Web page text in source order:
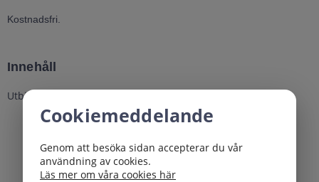
Kostnadsfri.
Innehåll
Utbildningen berör bland annat:
Att möta våldsutsatthet i arbetet
Vad hjälper?
Cookiemeddelande
Genom att besöka sidan accepterar du vår
användning av cookies.
Läs mer om våra cookies här